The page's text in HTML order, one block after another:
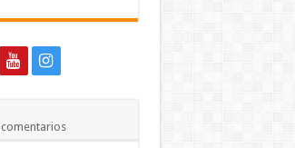
comentarios